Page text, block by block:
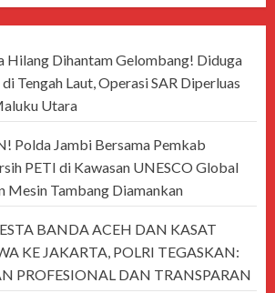
Dihantam Gelombang! Diduga
Tengah Laut, Operasi SAR Diperluas
Utara
Polda Jambi Bersama Pemkab
PETI di Kawasan UNESCO Global
Mesin Tambang Diamankan
BANDA ACEH DAN KASAT
KE JAKARTA, POLRI TEGASKAN:
PROFESIONAL DAN TRANSPARAN